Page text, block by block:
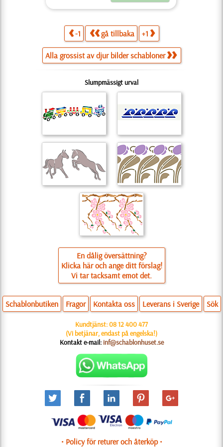
-1 gå tillbaka +1
Alla grossist av djur bilder schabloner
Slumpmässigt urval
En dålig översättning?
Klicka här och ange ditt förslag!
Vi tar tacksamt emot det.
Schablonbutiken Fragor Kontakta oss Leverans i Sverige Sök
Kundtjänst:08 12 400 477
(Vi betjänar, endast på engelska!)
Kontakt e-mail: inf@schablonhuset.se
• Policy för returer och återköp •